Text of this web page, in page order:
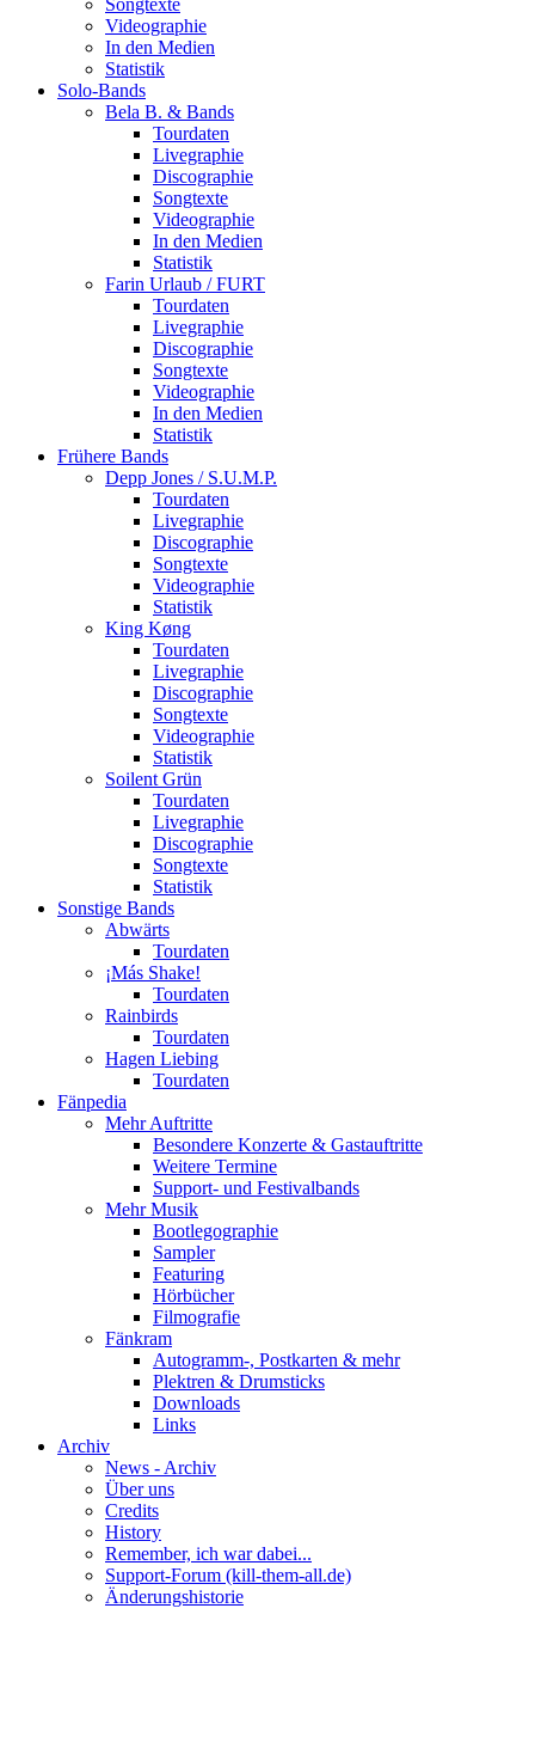
Videographie
In den Medien
Statistik
Solo-Bands
Bela B. & Bands
Tourdaten
Livegraphie
Discographie
Songtexte
Videographie
In den Medien
Statistik
Farin Urlaub / FURT
Tourdaten
Livegraphie
Discographie
Songtexte
Videographie
In den Medien
Statistik
Frühere Bands
Depp Jones / S.U.M.P.
Tourdaten
Livegraphie
Discographie
Songtexte
Videographie
Statistik
King Køng
Tourdaten
Livegraphie
Discographie
Songtexte
Videographie
Statistik
Soilent Grün
Tourdaten
Livegraphie
Discographie
Songtexte
Statistik
Sonstige Bands
Abwärts
Tourdaten
¡Más Shake!
Tourdaten
Rainbirds
Tourdaten
Hagen Liebing
Tourdaten
Fänpedia
Mehr Auftritte
Besondere Konzerte & Gastauftritte
Weitere Termine
Support- und Festivalbands
Mehr Musik
Bootlegographie
Sampler
Featuring
Hörbücher
Filmografie
Fänkram
Autogramm-, Postkarten & mehr
Plektren & Drumsticks
Downloads
Links
Archiv
News - Archiv
Über uns
Credits
History
Remember, ich war dabei...
Support-Forum (kill-them-all.de)
Änderungshistorie